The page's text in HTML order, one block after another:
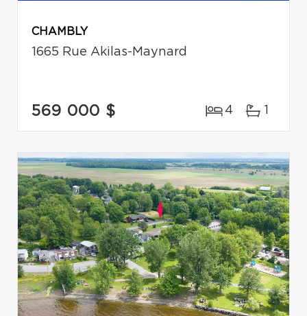
CHAMBLY
1665 Rue Akilas-Maynard
569 000 $ 4 1